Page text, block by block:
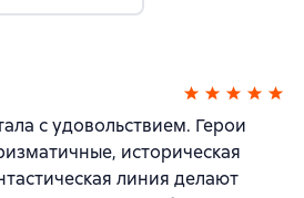
с удовольствием. Герои
историческая
линия делают